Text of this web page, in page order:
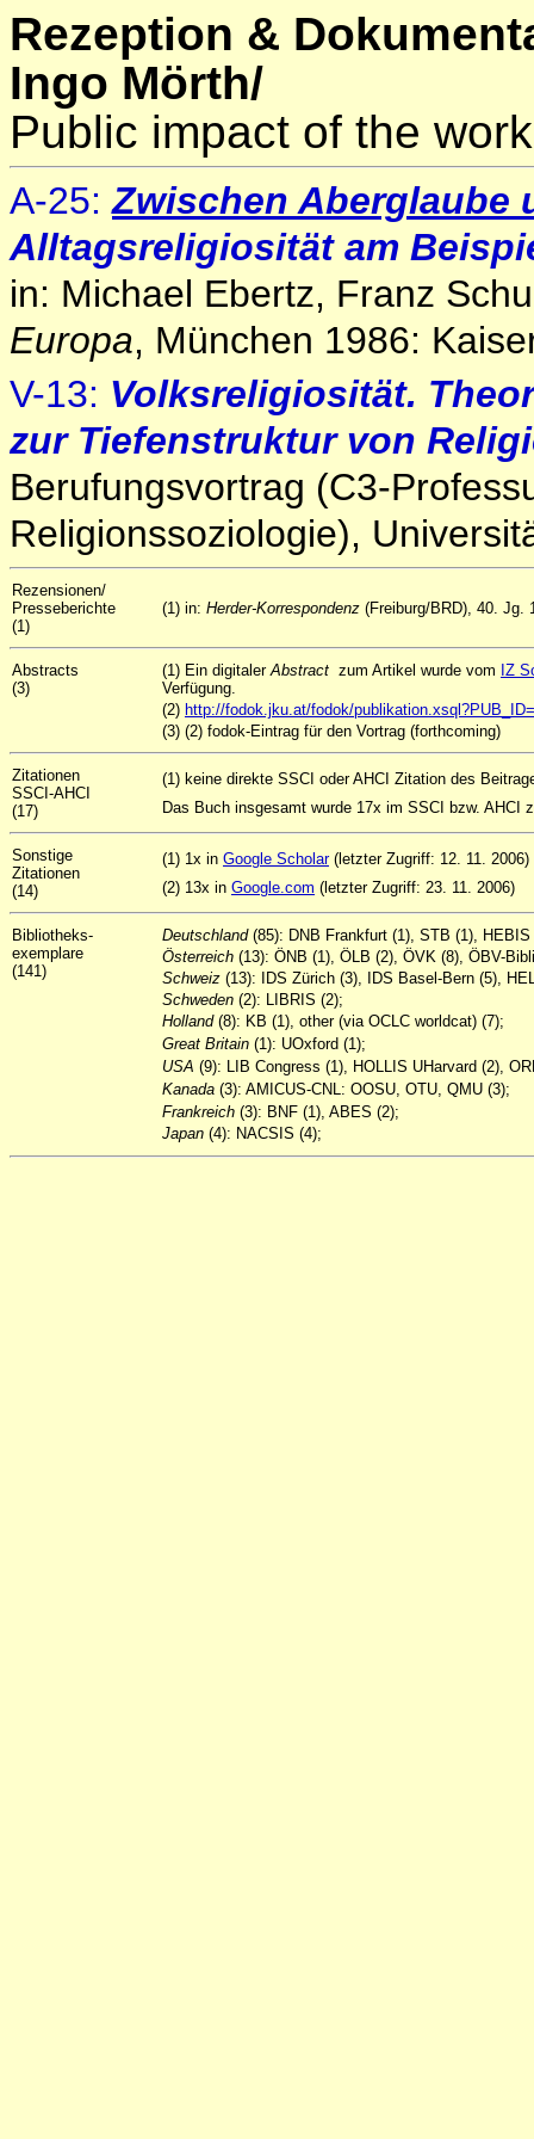
Rezeption &
Ingo Mörth/
Public impact of the
A-25: Zwischen Aberglaube
Alltagsreligiosität am
in: Michael Ebertz, Franz
Europa, München 1986:
V-13: Volksreligiosität.
zur Tiefenstruktur von
Berufungsvortrag (C3-
Religionssoziologie),
Rezensionen/
Presseberichte
(1)
(1) in: Herder-Korrespondenz (Freiburg/BRD), 40. Jg.
Abstracts
(3)
(1) Ein digitalerAbstract zum Artikel wurde vom IZ
Verfügung.
(2) http://fodok.jku.at/fodok/
(3) (2) fodok-Eintrag für den Vortrag (forthcoming)
Zitationen
SSCI-AHCI
(17)
(1) keine direkte SSCI oder AHCI Zitation des
Das Buch insgesamt wurde 17x im SSCI bzw. AHCI
Sonstige
Zitationen
(14)
(1) 1x in Google Scholar(letzter Zugriff: 12. 11. 2006)
(2) 13x in Google.com (letzter Zugriff: 23. 11. 2006)
Bibliotheks-
exemplare
(141)
Deutschland(85): DNB Frankfurt (1), STB (1),
Österreich (13): ÖNB (1), ÖLB (2), ÖVK (8), ÖBV-
Schweiz (13): IDS Zürich (3), IDS Basel-Bern (5),
Schweden (2): LIBRIS (2);
Holland(8): KB (1), other (via OCLC worldcat) (7);
Great Britain (1): UOxford (1);
USA (9): LIB Congress (1), HOLLIS UHarvard (2),
Kanada (3): AMICUS-CNL: OOSU, OTU, QMU (3);
Frankreich (3): BNF (1), ABES (2);
Japan (4): NACSIS (4);